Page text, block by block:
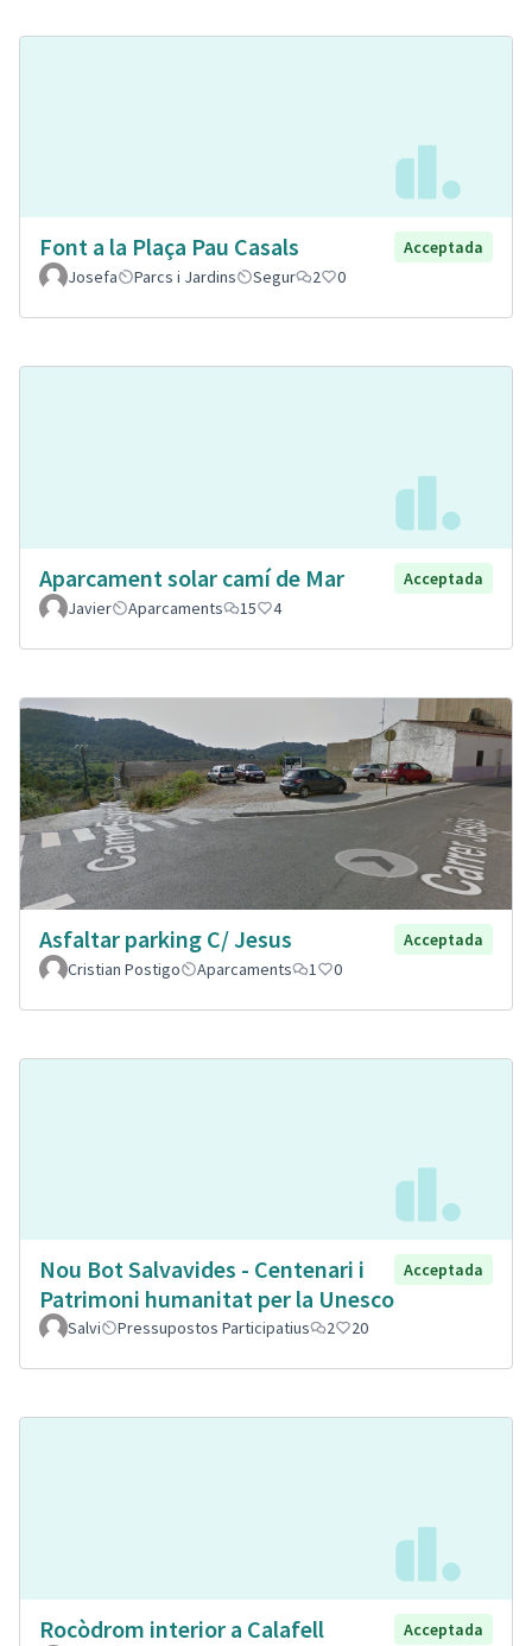
Font a la Plaça Pau Casals
Acceptada
Josefa
Parcs i Jardins Segur 2 0
Aparcament solar camí de Mar
Acceptada
Javier
Aparcaments 15 4
Asfaltar parking C/ Jesus
Acceptada
Cristian Postigo
Aparcaments 1 0
Nou Bot Salvavides - Centenari i
Patrimoni humanitat per la Unesco
Acceptada
Salvi Pressupostos Participatius 2 20
Rocòdrom interior a Calafell
Acceptada